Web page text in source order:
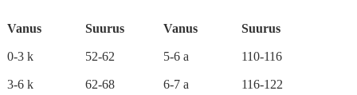
kogus
Vanus Suurus Vanus Suurus
0-3 k 52-62 5-6 a 110-116
3-6 k 62-68 6-7 a 116-122